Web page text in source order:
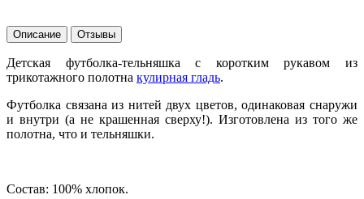
Описание Отзывы
Детская футболка-тельняшка с коротким рукавом из
трикотажного полотна кулирная гладь.
Футболка связана из нитей двух цветов, одинаковая снаружи
и внутри (а не крашенная сверху!). Изготовлена из того же
полотна, что и тельняшки.
Состав: 100% хлопок.